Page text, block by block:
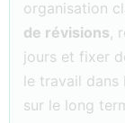
organisation
de révisions,
jours et fixer
le travail dans
sur le long